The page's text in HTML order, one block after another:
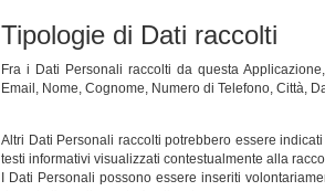
Tipologie di Dati raccolti
Fra i Dati Personali raccolti da questa
Email, Nome, Cognome, Numero di Telefono, Città,
Altri Dati Personali raccolti potrebbero essere
testi informativi visualizzati contestualmente alla
I Dati Personali possono essere inseriti